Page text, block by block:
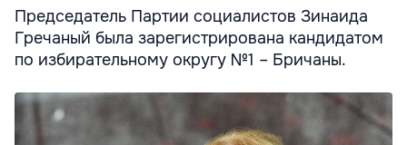
Председатель Партии социалистов Зинаида
Гречаный была зарегистрирована кандидатом
по избирательному округу №1 – Бричаны.